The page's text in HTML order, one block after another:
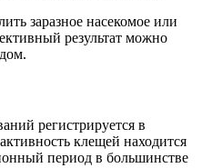
заразное насекомое или
результат можно
регистрируется в
клещей находится
период в большинстве